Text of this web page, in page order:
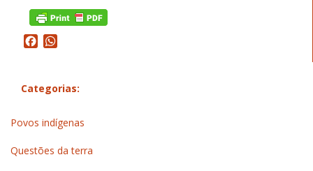
Facebook
Categorias:
Povos indígenas
Questões da terra